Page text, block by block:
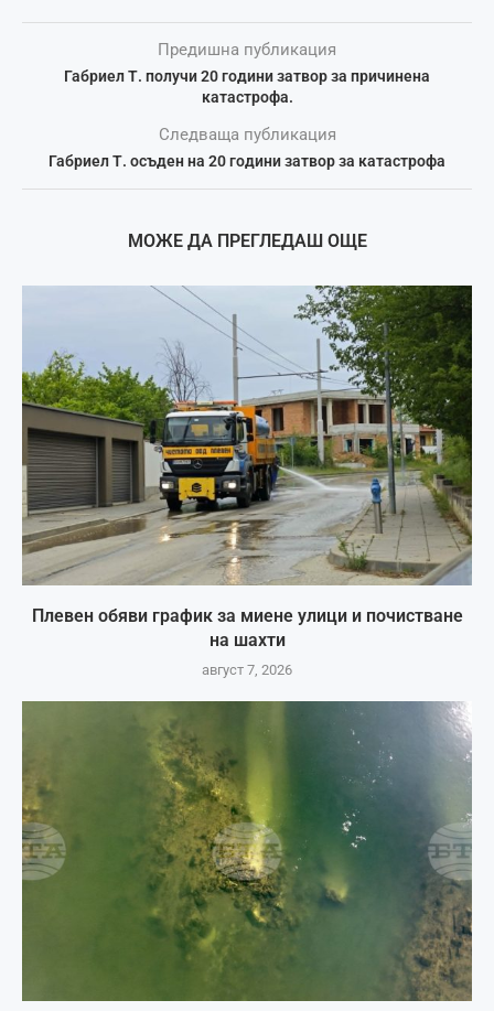
Предишна публикация
Габриел Т. получи 20 години затвор за причинена
катастрофа.
Следваща публикация
Габриел Т. осъден на 20 години затвор за катастрофа
МОЖЕ ДА ПРЕГЛЕДАШ ОЩЕ
Плевен обяви график за миене улици и почистване
на шахти
август 7, 2026